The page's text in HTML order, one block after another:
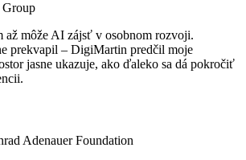
až môže AI zájsť v osobnom rozvoji.
prekvapil – DigiMartin predčil moje
jasne ukazuje, ako ďaleko sa dá pokročiť
Adenauer Foundation